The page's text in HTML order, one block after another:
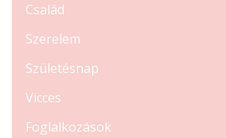
Család
Szerelem
Születésnap
Vicces
Foglalkozások